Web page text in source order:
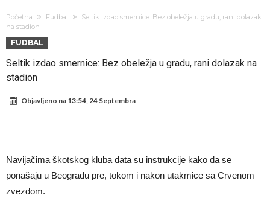
napokon poznat
Engleski reprezentativac optužen za napad u noćnom klubu
Suđenje o smrti Maradone: Noge su mu bile natečene, nije se htio
oprati
Ko je uvjerio Rodrija da izabere Barcelonu?
Atletico prati situaciju.
Početna Fudbal
Seltik izdao smernice: Bez obeležja u gradu, rani dolazak
na stadion
FUDBAL
Seltik izdao smernice: Bez obeležja u gradu, rani dolazak na
stadion
Objavljeno na 13:54, 24 Septembra
Navijačima škotskog kluba data su instrukcije kako da se
ponašaju u Beogradu pre, tokom i nakon utakmice sa Crvenom
zvezdom.